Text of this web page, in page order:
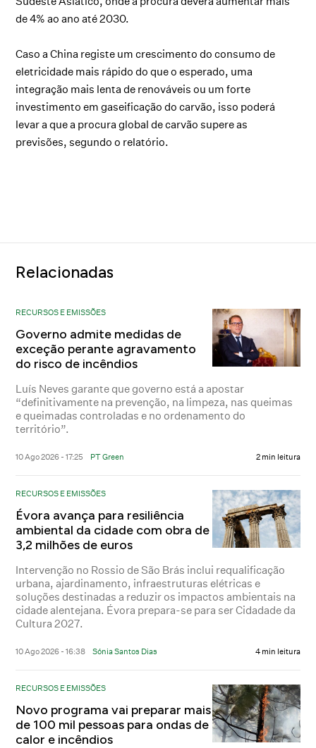
de 4% ao ano até 2030.
Caso a China registe um crescimento do consumo de
eletricidade mais rápido do que o esperado, uma
integração mais lenta de renováveis ou um forte
investimento em gaseificação do carvão, isso poderá
levar a que a procura global de carvão supere as
previsões, segundo o relatório.
Relacionadas
RECURSOS E EMISSÕES
Governo admite medidas de
exceção perante agravamento
do risco de incêndios
Luís Neves garante que governo está a apostar
“definitivamente na prevenção, na limpeza, nas queimas
e queimadas controladas e no ordenamento do
território”.
10 Ago 2026 - 17:25 PT Green 2 min leitura
RECURSOS E EMISSÕES
Évora avança para resiliência
ambiental da cidade com obra de
3,2 milhões de euros
Intervenção no Rossio de São Brás inclui requalificação
urbana, ajardinamento, infraestruturas elétricas e
soluções destinadas a reduzir os impactos ambientais na
cidade alentejana. Évora prepara-se para ser Cidadade da
Cultura 2027.
10 Ago 2026 - 16:38 Sónia Santos Dias 4 min leitura
RECURSOS E EMISSÕES
Novo programa vai preparar mais
de 100 mil pessoas para ondas de
calor e incêndios